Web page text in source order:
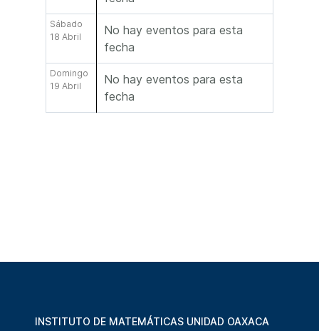
Sábado
18 Abril
No hay eventos para esta
fecha
Domingo
19 Abril
No hay eventos para esta
fecha
INSTITUTO DE MATEMÁTICAS UNIDAD OAXACA